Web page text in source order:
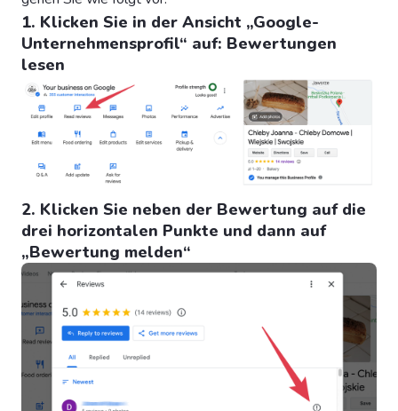
1. Klicken Sie in der Ansicht „Google-
Unternehmensprofil“ auf: Bewertungen
lesen
2. Klicken Sie neben der Bewertung auf die
drei horizontalen Punkte und dann auf
„Bewertung melden“